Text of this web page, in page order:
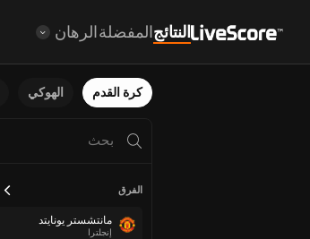
النتائجالمفضلةالرهان
كرة القدم الهوكي
الفرق
مانتشستر يونايتد
إنجلترا